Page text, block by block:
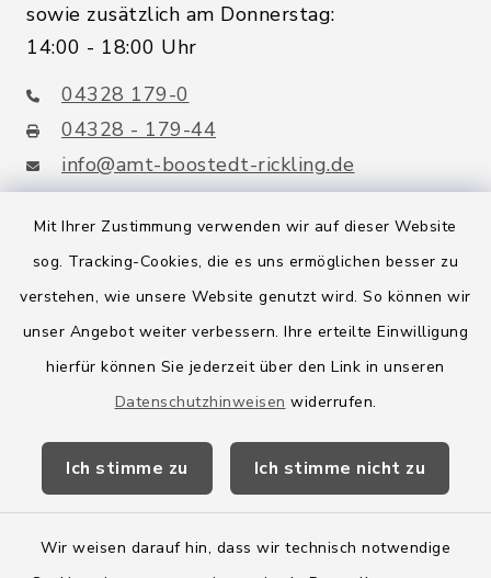
Mit Ihrer Zustimmung verwenden wir auf dieser Website
sog. Tracking-Cookies, die es uns ermöglichen besser zu
verstehen, wie unsere Website genutzt wird. So können wir
unser Angebot weiter verbessern. Ihre erteilte Einwilligung
hierfür können Sie jederzeit über den Link in unseren
Datenschutzhinweisen widerrufen.
Ich stimme zu Ich stimme nicht zu
Wir weisen darauf hin, dass wir technisch notwendige
sowie zusätzlich am Donnerstag:
14:00 - 18:00 Uhr
04328 179-0
04328 - 179-44
info@amt-boostedt-rickling.de
Quicklinks
Amt Boostedt-Rickling
Amtsbroschüre
Wege-Zweckverband